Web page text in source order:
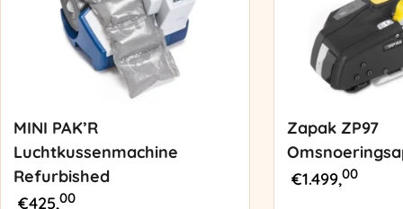
MINI PAK’R
Luchtkussenmachine
Refurbished
€425,00
Zapak ZP97
€1.499,00